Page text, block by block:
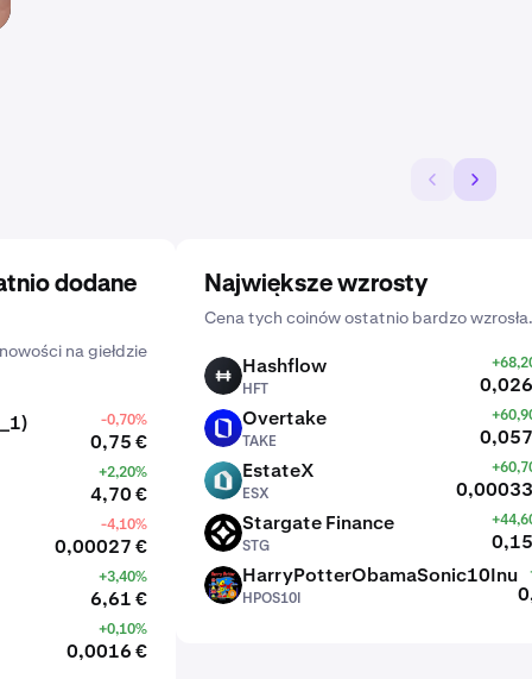
dodane
na giełdzie
-0,70%
0,75 €
+2,20%
4,70 €
-4,10%
0,00027 €
+3,40%
6,61 €
+0,10%
0,0016 €
Największe wzrosty
Cena tych coinów ostatnio bardzo wzrosła.
HFT Hashflow
HFT
Overtake
TAKE
ESX EstateX
ESX
STG Stargate Finance
STG
HPOS10I HarryPotterObamaSonic10Inu
HPOS10I